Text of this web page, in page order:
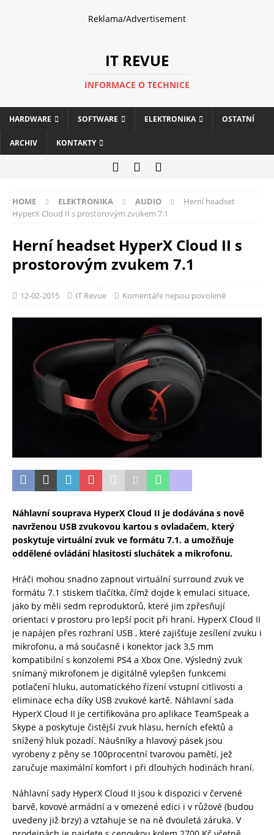
Reklama/Advertisement
IT REVUE
INFORMACE O TECHNICE
HARDWARE SOFTWARE ELEKTRONIKA OSTATNÍ
ARCHIV KONTAKTY
HOME ELEKTRONIKA AUDIO
Herní headset
HyperX Cloud II s prostorovým zvukem 7.1
Herní headset HyperX Cloud II s
prostorovým zvukem 7.1
12-02-2015 IT Revue Komentáře nejsou povolené
Náhlavní souprava HyperX Cloud II je dodávána s nově
navrženou USB zvukovou kartou s ovladačem, který
poskytuje virtuální zvuk ve formátu 7.1. a umožňuje
oddělené ovládání hlasitosti sluchátek a mikrofonu.
Hráči mohou snadno zapnout virtuální surround zvuk ve
formátu 7.1 stiskem tlačítka, čímž dojde k emulaci situace,
jako by měli sedm reproduktorů, které jim zpřesňují
orientaci v prostoru pro lepší pocit při hraní. HyperX Cloud II
je napájen přes rozhraní USB , které zajišťuje zesílení zvuku i
mikrofonu, a má současně i konektor jack 3,5 mm
kompatibilní s konzolemi PS4 a Xbox One. Výsledný zvuk
snímaný mikrofonem je digitálně vylepšen funkcemi
potlačení hluku, automatického řízení vstupní citlivosti a
eliminace echa díky USB zvukové kartě. Náhlavní sada
HyperX Cloud II je certifikována pro aplikace TeamSpeak a
Skype a poskytuje čistější zvuk hlasu, herních efektů a
snížený hluk pozadí. Náušníky a hlavový pásek jsou
vyrobeny z pěny se 100procentní tvarovou pamětí, jež
zaručuje maximální komfort i při dlouhých hodinách hraní.
Náhlavní sady HyperX Cloud II jsou k dispozici v červené
barvě, kovové armádní a v omezené edici i v růžové (budou
uvedeny již brzy) a vztahuje se na ně dvouletá záruka. V